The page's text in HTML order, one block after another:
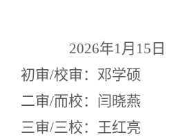
2026年1月15日
初审/校审：邓学硕
二审/而校：闫晓燕
三审/三校：王红亮